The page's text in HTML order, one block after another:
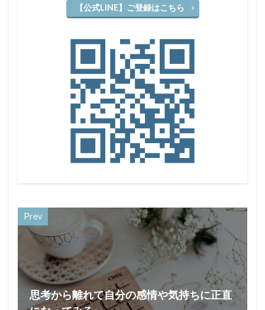
【公式LINE】ご登録はこちら
Prev
思考から離れて自分の感情や気持ちに正直